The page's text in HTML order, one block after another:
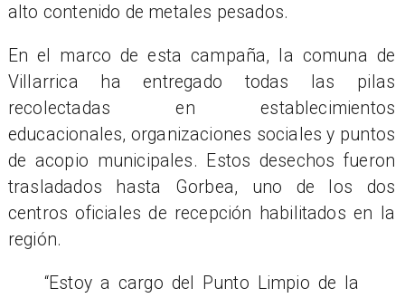
alto contenido de metales pesados.
En el marco de esta campaña, la comuna de
Villarrica ha entregado todas las pilas
recolectadas en establecimientos
educacionales, organizaciones sociales y puntos
de acopio municipales. Estos desechos fueron
trasladados hasta Gorbea, uno de los dos
centros oficiales de recepción habilitados en la
región.
“Estoy a cargo del Punto Limpio de la